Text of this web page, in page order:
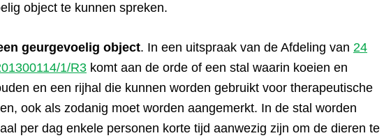
object te kunnen spreken.
geurgevoelig object. In een uitspraak van de Afdeling van 24
1/R3 komt aan de orde of een stal waarin koeien en
en een rijhal die kunnen worden gebruikt voor therapeutische
ook als zodanig moet worden aangemerkt. In de stal worden
per dag enkele personen korte tijd aanwezig zijn om de dieren te